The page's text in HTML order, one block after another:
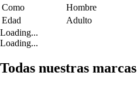
Como
Hombre
Edad
Adulto
Loading...
Loading...
Todas nuestras marcas